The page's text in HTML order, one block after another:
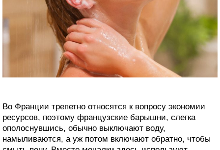
Во Франции трепетно относятся к вопросу экономии
ресурсов, поэтому французские барышни, слегка
ополоснувшись, обычно выключают воду,
намыливаются, а уж потом включают обратно, чтобы